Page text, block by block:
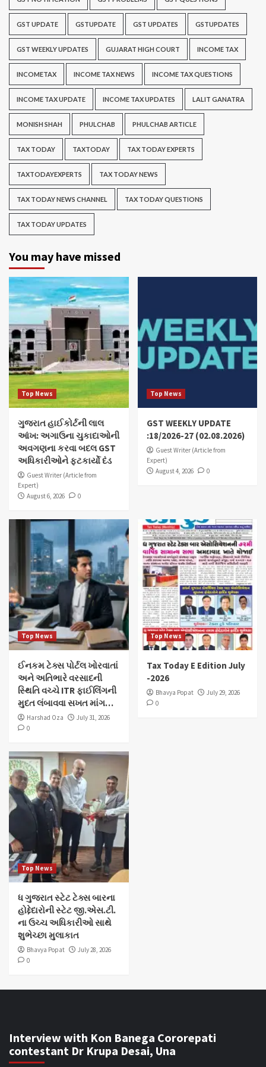
GST UPDATE GSTUPDATE GST UPDATES GSTUPDATES
GST WEEKLY UPDATES GUJARAT HIGH COURT INCOME TAX
INCOMETAX INCOME TAX NEWS INCOME TAX QUESTIONS
INCOME TAX UPDATE INCOME TAX UPDATES LALIT GANATRA
MONISH SHAH PHULCHAB PHULCHAB ARTICLE
TAX TODAY TAXTODAY TAX TODAY EXPERTS
TAXTODAYEXPERTS TAX TODAY NEWS
TAX TODAY NEWS CHANNEL TAX TODAY QUESTIONS
TAX TODAY UPDATES
You may have missed
Top News
ગુજરાત હાઈકોર્ટની લાલ
આંખ: અગાઉના ચુકાદાઓની
અવગણના કરવા બદલ GST
અધિકારીઓને ફટકાર્યો દંડ
Guest Writer (Article from
Expert)
August 6, 2026
0
Top News
GST WEEKLY UPDATE
:18/2026-27 (02.08.2026)
Guest Writer (Article from
Expert)
August 4, 2026
0
Top News
ઈનકમ ટેક્સ પોર્ટલ ખોરવાતાં
અને અતિભારે વરસાદની
સ્થિતિ વચ્ચે ITR ફાઈલિંગની
મુદત લંબાવવા સખત માંગ…
Harshad Oza
July 31, 2026
0
Top News
Tax Today E Edition July
-2026
Bhavya Popat
July 29, 2026
0
Top News
ધ ગુજરાત સ્ટેટ ટેક્સ બારના
હોદ્દેદારોની સ્ટેટ જી.એસ.ટી.
ના ઉચ્ચ અધિકારીઓ સાથે
શુભેચ્છા મુલાકાત
Bhavya Popat
July 28, 2026
0
Interview with Kon Banega Cororepati
contestant Dr Krupa Desai, Una